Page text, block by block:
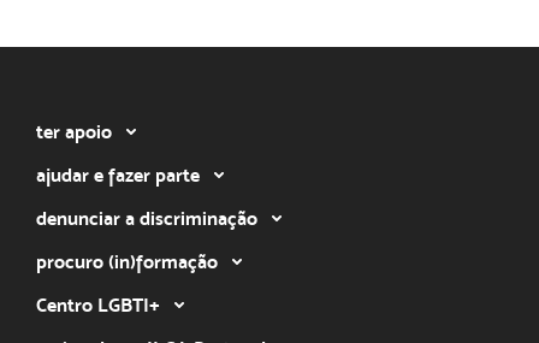
ter apoio
ajudar e fazer parte
denunciar a discriminação
procuro (in)formação
Centro LGBTI+